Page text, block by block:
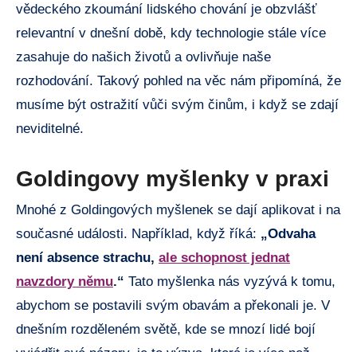
vědeckého zkoumání lidského chování je obzvlášť
relevantní v dnešní době, kdy technologie stále více
zasahuje do našich životů a ovlivňuje naše
rozhodování. Takový pohled na věc nám připomíná, že
musíme být ostražití vůči svým činům, i když se zdají
neviditelné.
Goldingovy myšlenky v praxi
Mnohé z Goldingových myšlenek se dají aplikovat i na
současné události. Například, když říká: „Odvaha
není absence strachu, ale schopnost jednat
navzdory němu.“ Tato myšlenka nás vyzývá k tomu,
abychom se postavili svým obavám a překonali je. V
dnešním rozděleném světě, kde se mnozí lidé bojí